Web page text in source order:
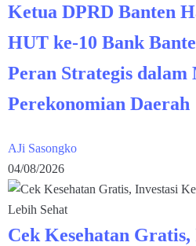
Ketua DPRD Banten
HUT ke-10 Bank
Peran Strategis dalam
Perekonomian Daerah
AJi Sasongko
04/08/2026
Cek Kesehatan